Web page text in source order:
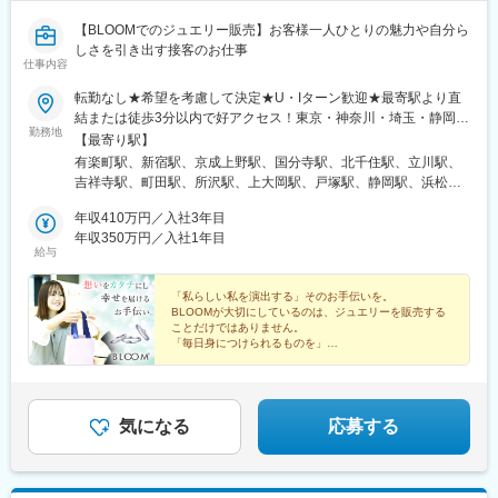
仕事内容
【BLOOMでのジュエリー販売】お客様一人ひとりの魅力や自分ら
しさを引き出す接客のお仕事
勤務地
転勤なし★希望を考慮して決定★U・Iターン歓迎★最寄駅より直
結または徒歩3分以内で好アクセス！東京・神奈川・埼玉・静岡・
三重・滋賀・大阪・兵庫・愛媛・島根・福岡・熊本・大分・長
崎・鹿児島の各BLOOMで採用中！＜東京＞・有楽町マルイ店・京
王百貨店新宿店・上野マルイ店・国分寺マルイ店・北千住マルイ
ンズ店＜埼玉＞・エミテラス所沢店＜神奈川＞・京急上大岡店・
東急プラザ戸塚店＜静岡＞・静岡パルシェ・浜松メイワン＜三重
京阪モール京橋店・くずはモール＜兵庫＞・神戸マルイ店・ピオ
レ明石店・川西阪急・西宮阪急＜愛媛＞・いよてつ高島屋店＜島
根＞・シャミネ松江店＜福岡＞・アミュプラザ小倉店＜熊本＞・
鶴屋百貨店＜大分＞・アミュプラザおおいた＜長崎＞・アミュプ
ラザ長崎店＜鹿児島＞・マルヤガーデンズ店受動喫煙対策：店舗
【最寄り駅】
有楽町駅、新宿駅、京成上野駅、国分寺駅、北千住駅、立川駅、
吉祥寺駅、町田駅、所沢駅、上大岡駅、戸塚駅、静岡駅、浜松
葉駅、三宮・花時計前駅、明石駅、川西能勢口駅、西宮北口駅、
松山市駅、松江駅、小倉駅(福岡県)、水道町駅、大分駅、長崎駅
川南駅、井の頭公園駅、新静岡駅、新浜松駅、あすなろう四日市
駅、高槻市駅、大阪ビジネスパーク駅、神戸三宮駅(阪急・神戸高
速)、山陽明石駅、川西池田駅、阪神国道駅、平和通駅、通町筋
駅、長崎駅前駅、天文館通駅、銀座一丁目駅、新宿西口駅、上野
御徒町駅、立川北駅、日吉町駅、第一通り駅、大阪城北詰駅、神
駅、朝日通駅
給与
年収410万円／入社3年目
年収350万円／入社1年目
「私らしい私を演出する」そのお手伝いを。
BLOOMが大切にしているのは、ジュエリーを販売する
ことだけではありません。
「毎日身につけられるものを」
気になる 応募する